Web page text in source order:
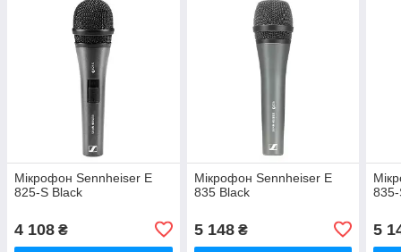
Мікрофон Sennheiser E
825-S Black
4 108 ₴
Мікрофон Sennheiser E
835 Black
5 148₴ 5